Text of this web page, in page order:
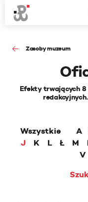
Zasoby muzeum
Efekty trwających
Wszystkie A
J
K L Ł M
V